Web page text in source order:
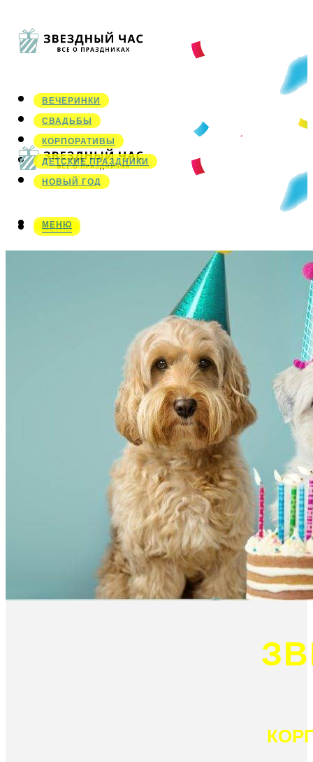
ВЕЧЕРИНКИ
СВАДЬБЫ
КОРПОРАТИВЫ
ДЕТСКИЕ ПРАЗДНИКИ
НОВЫЙ ГОД
МЕНЮ
МЕНЮ